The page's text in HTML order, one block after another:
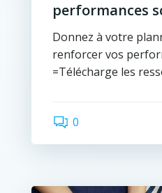
performances
Donnez à votre
renforcer vos
=Télécharge les
0